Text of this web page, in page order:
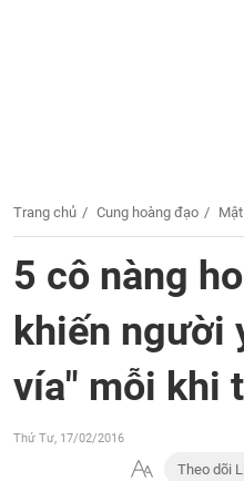
Trang chủ Cung hoàng đạo
5 cô nàng
khiến người
vía" mỗi khi
Thứ Tư, 17/02/2016
Theo dõi